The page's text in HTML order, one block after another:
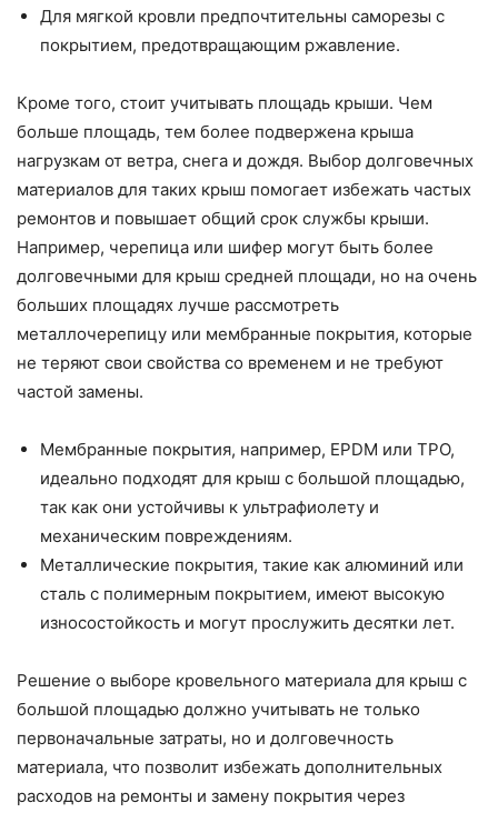
Для мягкой кровли предпочтительны саморезы с
покрытием, предотвращающим ржавление.
Кроме того, стоит учитывать площадь крыши. Чем
больше площадь, тем более подвержена крыша
нагрузкам от ветра, снега и дождя. Выбор долговечных
материалов для таких крыш помогает избежать частых
ремонтов и повышает общий срок службы крыши.
Например, черепица или шифер могут быть более
долговечными для крыш средней площади, но на очень
больших площадях лучше рассмотреть
металлочерепицу или мембранные покрытия, которые
не теряют свои свойства со временем и не требуют
частой замены.
Мембранные покрытия, например, EPDM или TPO,
идеально подходят для крыш с большой площадью,
так как они устойчивы к ультрафиолету и
механическим повреждениям.
Металлические покрытия, такие как алюминий или
сталь с полимерным покрытием, имеют высокую
износостойкость и могут прослужить десятки лет.
Решение о выборе кровельного материала для крыш с
большой площадью должно учитывать не только
первоначальные затраты, но и долговечность
материала, что позволит избежать дополнительных
расходов на ремонты и замену покрытия через